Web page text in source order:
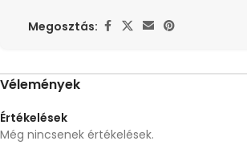
Megosztás:
Vélemények
Értékelések
Még nincsenek értékelések.